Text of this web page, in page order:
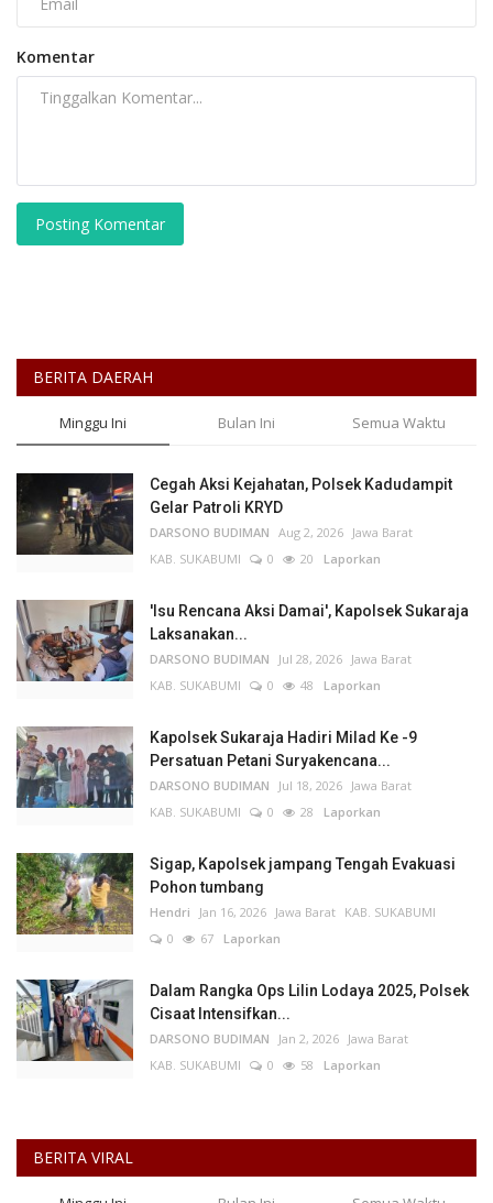
Komentar
Posting Komentar
BERITA DAERAH
Minggu Ini Bulan Ini Semua Waktu
Cegah Aksi Kejahatan, Polsek Kadudampit
Gelar Patroli KRYD
DARSONO BUDIMAN Aug 2, 2026 Jawa Barat
KAB. SUKABUMI
0 20 Laporkan
'Isu Rencana Aksi Damai', Kapolsek Sukaraja
Laksanakan...
DARSONO BUDIMAN Jul 28, 2026 Jawa Barat
KAB. SUKABUMI
0 48 Laporkan
Kapolsek Sukaraja Hadiri Milad Ke -9
Persatuan Petani Suryakencana...
DARSONO BUDIMAN Jul 18, 2026 Jawa Barat
KAB. SUKABUMI
0 28 Laporkan
Sigap, Kapolsek jampang Tengah Evakuasi
Pohon tumbang
Hendri Jan 16, 2026 Jawa Barat KAB. SUKABUMI
0
67 Laporkan
Dalam Rangka Ops Lilin Lodaya 2025, Polsek
Cisaat Intensifkan...
DARSONO BUDIMAN Jan 2, 2026 Jawa Barat
KAB. SUKABUMI
0 58 Laporkan
BERITA VIRAL